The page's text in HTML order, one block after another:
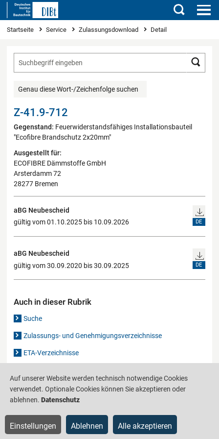
Suchen
Sie sind hier
Startseite Service Zulassungsdownload Detail
Genau diese Wort-/Zeichenfolge suchen
Z-41.9-712
Gegenstand: Feuerwiderstandsfähiges Installationsbauteil
"Ecofibre Brandschutz 2x20mm"
Ausgestellt für:
ECOFIBRE Dämmstoffe GmbH
Arsterdamm 72
28277 Bremen
aBG Neubescheid
gültig vom 01.10.2025 bis 10.09.2026
DE
aBG Neubescheid
gültig vom 30.09.2020 bis 30.09.2025
DE
Auch in dieser Rubrik
Suche
Zulassungs- und Genehmigungsverzeichnisse
ETA-Verzeichnisse
Produktinformationsstelle für das Bauwesen
Barrierefreiheit Datenschutz Impressum Sitemap
Auf unserer Website werden technisch notwendige Cookies
verwendet. Optionale Cookies können Sie akzeptieren oder
ablehnen. Datenschutz
Einstellungen Ablehnen Alle akzeptieren